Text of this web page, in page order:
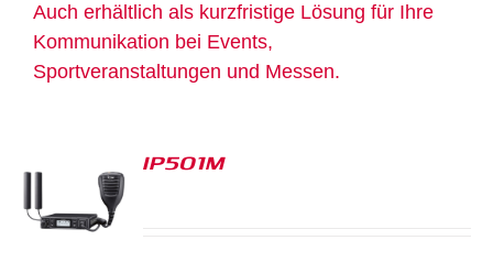
Auch erhältlich als kurzfristige Lösung für Ihre
Kommunikation bei Events,
Sportveranstaltungen und Messen.
IP501M